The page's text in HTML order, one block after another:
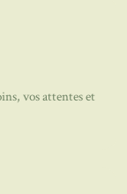
vos attentes et